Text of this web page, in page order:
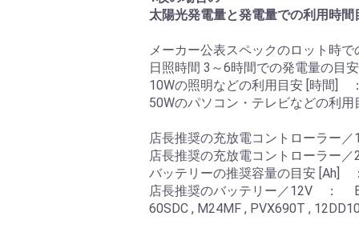
太陽光発電量と発電量での利用時間
メーカー公表スペックのロット時
日照時間 3～6時間での発電量の
10Wの照明などの利用目安 [時間]
50Wのパソコン・テレビなどの利
店長推奨の充放電コントローラー
店長推奨の充放電コントローラ
バッテリーの推奨容量の目安 [Ah]
店長推奨のバッテリー／12V ：
60SDC , M24MF , PVX690T ,